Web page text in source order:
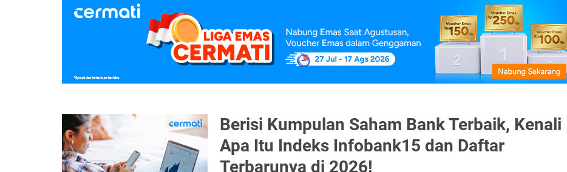
Berisi Kumpulan Saham Bank Terbaik, Kenali
Apa Itu Indeks Infobank15 dan Daftar
Terbarunya di 2026!